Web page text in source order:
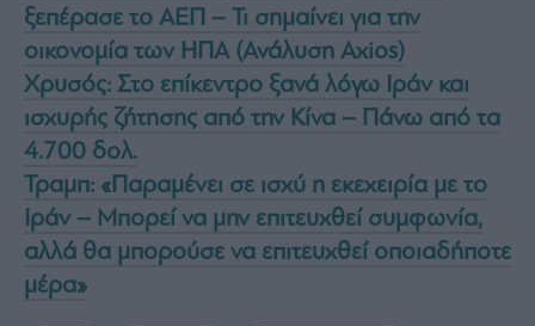
ξεπέρασε το ΑΕΠ – Τι σημαίνει για την
οικονομία των ΗΠΑ (Ανάλυση Axios)
Χρυσός: Στο επίκεντρο ξανά λόγω Ιράν και
ισχυρής ζήτησης από την Κίνα – Πάνω από τα
4.700 δολ.
Τραμπ: «Παραμένει σε ισχύ η εκεχειρία με το
Ιράν – Μπορεί να μην επιτευχθεί συμφωνία,
αλλά θα μπορούσε να επιτευχθεί οποιαδήποτε
μέρα»